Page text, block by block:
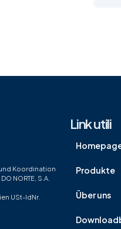
Koordination
NORTE, S.A.
USt-IdNr.
Link utili
Produkte
Über uns